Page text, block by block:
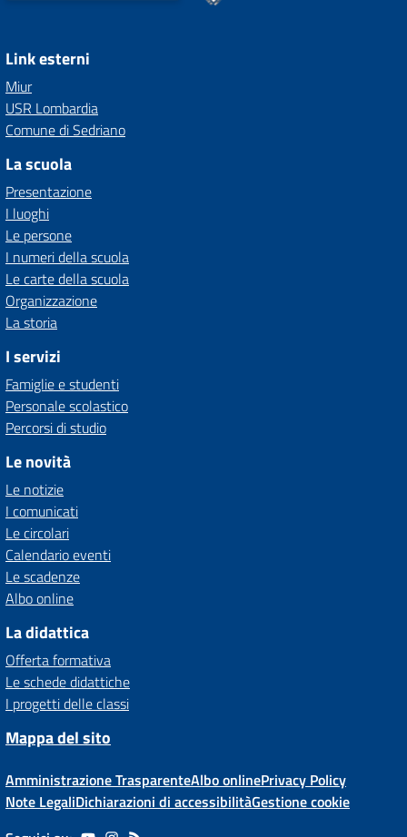
Link esterni
Miur
USR Lombardia
Comune di Sedriano
La scuola
Presentazione
I luoghi
Le persone
I numeri della scuola
Le carte della scuola
Organizzazione
La storia
I servizi
Famiglie e studenti
Personale scolastico
Percorsi di studio
Le novità
Le notizie
I comunicati
Le circolari
Calendario eventi
Le scadenze
Albo online
La didattica
Offerta formativa
Le schede didattiche
I progetti delle classi
Mappa del sito
Amministrazione TrasparenteAlbo onlinePrivacy Policy
Note LegaliDichiarazioni di accessibilitàGestione cookie